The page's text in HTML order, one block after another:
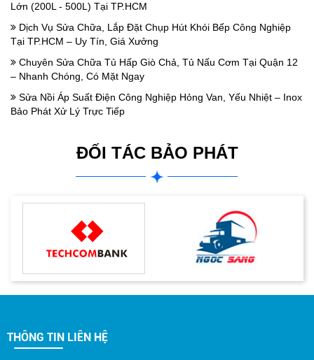
Lớn (200L - 500L) Tại TP.HCM
Dịch Vụ Sửa Chữa, Lắp Đặt Chụp Hút Khói Bếp Công Nghiệp
Tại TP.HCM – Uy Tín, Giá Xưởng
Chuyên Sửa Chữa Tủ Hấp Giò Chả, Tủ Nấu Cơm Tại Quận 12
– Nhanh Chóng, Có Mặt Ngay
Sửa Nồi Áp Suất Điện Công Nghiệp Hỏng Van, Yếu Nhiệt – Inox
Bảo Phát Xử Lý Trực Tiếp
ĐỐI TÁC BẢO PHÁT
THÔNG TIN LIÊN HỆ